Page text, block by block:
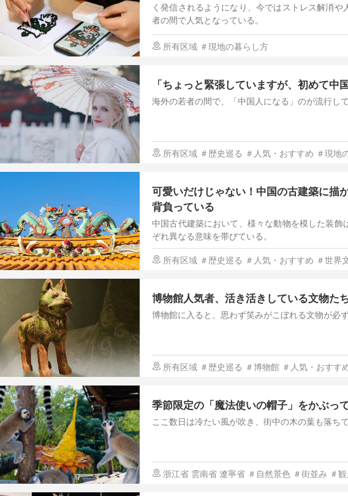
く発信されるようになり、今ではストレス解消
者の間で人気となっている。
所有区域 ＃現地の暮らし方
「ちょっと緊張していますが、初めて中
海外の若者の間で、「中国人になる」のが流行し
所有区域 ＃歴史巡る ＃人気・おすすめ ＃現地
可愛いだけじゃない！中国の古建築に描
背負っている
中国古代建築において、様々な動物を模した装
ぞれ異なる意味を帯びている。
所有区域 ＃歴史巡る ＃人気・おすすめ ＃世界
博物館人気者、活き活きしている文物た
博物館に入ると、思わず笑みがこぼれる文物が必ず
所有区域 ＃歴史巡る ＃博物館 ＃人気・おすす
季節限定の「魔法使いの帽子」をかぶっ
ここ数日は冷たい風が吹き、街中の木の葉も落ち
浙江省 雲南省 遼寧省 ＃自然景色 ＃街並み ＃